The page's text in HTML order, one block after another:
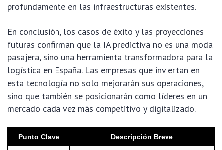
profundamente en las infraestructuras existentes.
En conclusión, los casos de éxito y las proyecciones
futuras confirman que la IA predictiva no es una moda
pasajera, sino una herramienta transformadora para la
logística en España. Las empresas que inviertan en
esta tecnología no solo mejorarán sus operaciones,
sino que también se posicionarán como líderes en un
mercado cada vez más competitivo y digitalizado.
Punto Clave Descripción Breve